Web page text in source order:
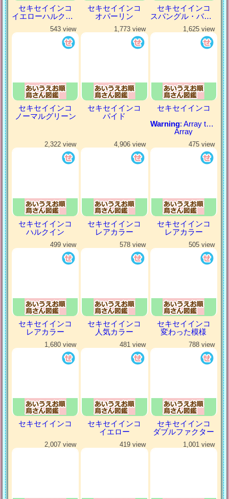
セキセイインコ
イエローハルクイン
セキセイインコ
オパーリン
セキセイインコ
スパングル・バイオレット
543 view
セキセイインコ
ノーマルグリーン
1,773 view
セキセイインコ
パイド
1,625 view
セキセイインコ
Warning: Array to string conversion in
Array
2,322 view
セキセイインコ
ハルクイン
4,906 view
セキセイインコ
レアカラー
475 view
セキセイインコ
レアカラー
499 view
セキセイインコ
レアカラー
578 view
セキセイインコ
人気カラー
505 view
セキセイインコ
変わった模様
1,680 view
セキセイインコ
481 view
セキセイインコ
イエロー
788 view
セキセイインコ
ダブルファクター
2,007 view 419 view 1,001 view